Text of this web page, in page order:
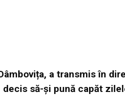
a transmis în
să-și pună capăt